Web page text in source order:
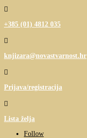

+385 (01) 4812 035

knjizara@novastvarnost.hr

Prijava/registracija

Lista želja
Follow